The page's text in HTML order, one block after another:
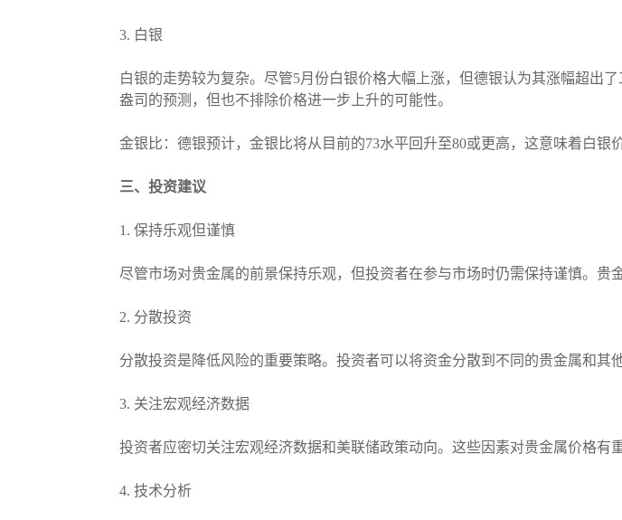
3. 白银
白银的走势较为复杂。尽管5月份白银价格大幅上涨，但德银认为其涨幅超出
盎司的预测，但也不排除价格进一步上升的可能性。
金银比：德银预计，金银比将从目前的73水平回升至80或更高，这意味着白银
三、投资建议
1. 保持乐观但谨慎
尽管市场对贵金属的前景保持乐观，但投资者在参与市场时仍需保持谨慎。贵
2. 分散投资
分散投资是降低风险的重要策略。投资者可以将资金分散到不同的贵金属和其
3. 关注宏观经济数据
投资者应密切关注宏观经济数据和美联储政策动向。这些因素对贵金属价格有
4. 技术分析